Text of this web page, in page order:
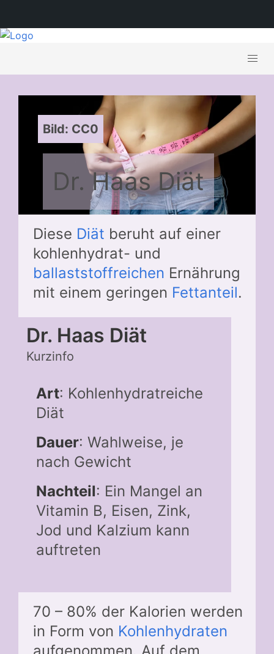
Bild: CC0
Dr. Haas Diät
Diese Diät beruht auf einer
kohlenhydrat- und
ballaststoffreichen Ernährung
mit einem geringen Fettanteil.
Dr. Haas Diät
Kurzinfo
Art: Kohlenhydratreiche
Diät
Dauer: Wahlweise, je
nach Gewicht
Nachteil: Ein Mangel an
Vitamin B, Eisen, Zink,
Jod und Kalzium kann
auftreten
70 – 80% der Kalorien werden
in Form von Kohlenhydraten